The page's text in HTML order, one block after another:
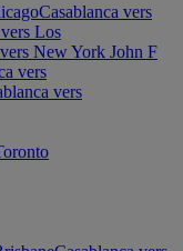
Casablanca vers
Los
New York John F
vers
vers